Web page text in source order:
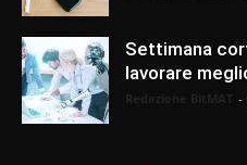
Settimana
lavorare
-